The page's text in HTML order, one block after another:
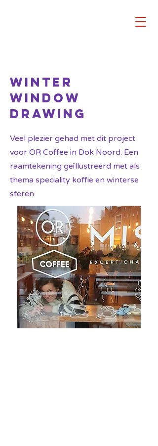
WINTER
WINDOW
DRAWING
Veel plezier gehad met dit project
voor OR Coffee in Dok Noord. Een
raamtekening geïllustreerd met als
thema speciality koffie en winterse
sferen.